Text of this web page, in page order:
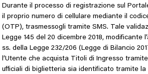
Durante il processo di registrazione sul
il proprio numero di cellulare mediante il
(OTP), trasmessogli tramite SMS. Tale
Legge 145 del 20 dicembre 2018, modificante
ss. della Legge 232/206 (Legge di Bilancio
l’Utente che acquista Titoli di Ingresso
ufficiali di biglietteria sia identificato tramite